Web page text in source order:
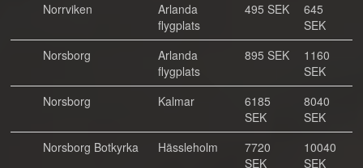
Norrviken
Arlanda
flygplats
495 SEK
645
SEK
Norsborg
Arlanda
flygplats
895 SEK
1160
SEK
Norsborg
Kalmar
6185
SEK
8040
SEK
Norsborg Botkyrka
Hässleholm
7720
SEK
10040
SEK